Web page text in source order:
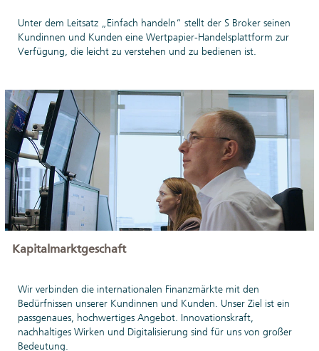
Unter dem Leitsatz „Einfach handeln“ stellt der S Broker seinen
Kundinnen und Kunden eine Wertpapier-Handelsplattform zur
Verfügung, die leicht zu verstehen und zu bedienen ist.
Kapitalmarktgeschaft
Wir verbinden die internationalen Finanzmärkte mit den
Bedürfnissen unserer Kundinnen und Kunden. Unser Ziel ist ein
passgenaues, hochwertiges Angebot. Innovationskraft,
nachhaltiges Wirken und Digitalisierung sind für uns von großer
Bedeutung.